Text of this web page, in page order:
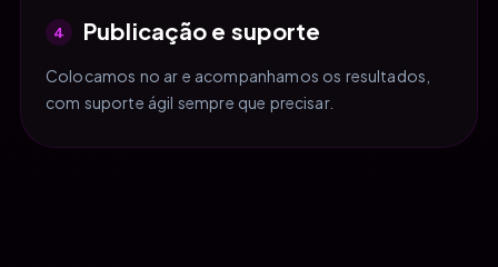
4 Publicação e suporte
Colocamos no ar e acompanhamos os resultados,
com suporte ágil sempre que precisar.